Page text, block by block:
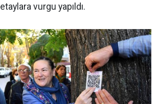
vurgu yapıldı.